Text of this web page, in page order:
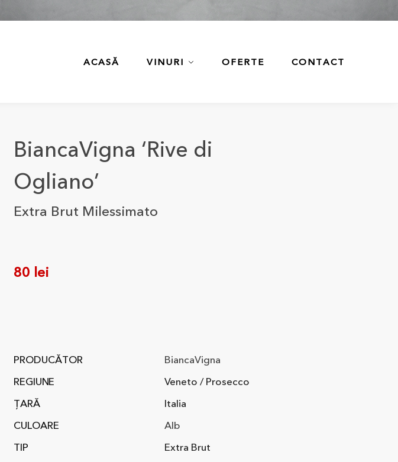
ACASĂ VINURI OFERTE CONTACT
BiancaVigna ‘Rive di
Ogliano’
Extra Brut Milessimato
80 lei
PRODUCĂTOR
BiancaVigna
REGIUNE
Veneto / Prosecco
ȚARĂ
Italia
CULOARE
Alb
TIP
Extra Brut